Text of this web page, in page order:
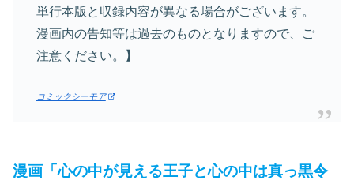
単行本版と収録内容が異なる場合がございます。
漫画内の告知等は過去のものとなりますので、ご
注意ください。】
コミックシーモア
漫画「心の中が見える王子と心の中は真っ黒令